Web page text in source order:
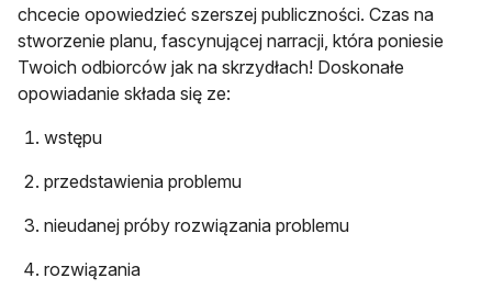
chcecie opowiedzieć szerszej publiczności. Czas na
stworzenie planu, fascynującej narracji, która poniesie
Twoich odbiorców jak na skrzydłach! Doskonałe
opowiadanie składa się ze:
wstępu
przedstawienia problemu
nieudanej próby rozwiązania problemu
rozwiązania